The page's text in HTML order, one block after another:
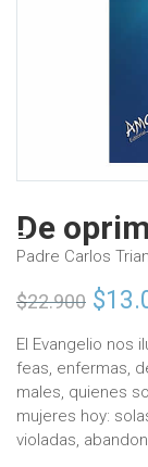
De
Padre Carlos
$22.900
price
was:
$
El Evangelio nos
feas, enfermas,
males, quienes
mujeres hoy:
violadas,